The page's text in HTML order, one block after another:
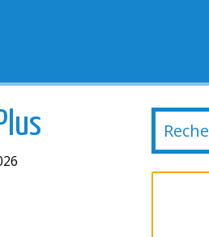
LIVRAISON OFFERTE